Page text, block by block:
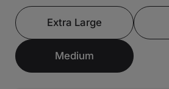
Extra Large
Medium